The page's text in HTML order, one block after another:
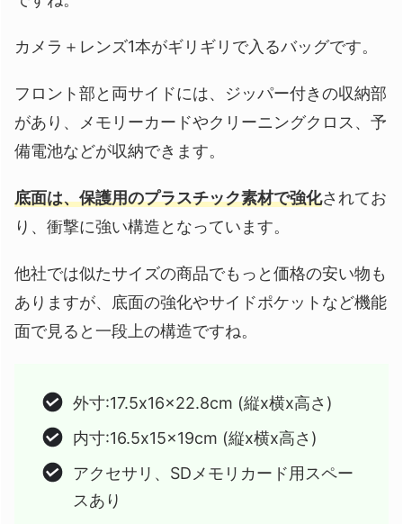
カメラ＋レンズ1本がギリギリで入るバッグです。
フロント部と両サイドには、ジッパー付きの収納部
があり、メモリーカードやクリーニングクロス、予
備電池などが収納できます。
底面は、保護用のプラスチック素材で強化されてお
り、衝撃に強い構造となっています。
他社では似たサイズの商品でもっと価格の安い物も
ありますが、底面の強化やサイドポケットなど機能
面で見ると一段上の構造ですね。
外寸:17.5x16x22.8cm (縦x横x高さ)
内寸:16.5x15x19cm (縦x横x高さ)
アクセサリ、SDメモリカード用スペー
スあり